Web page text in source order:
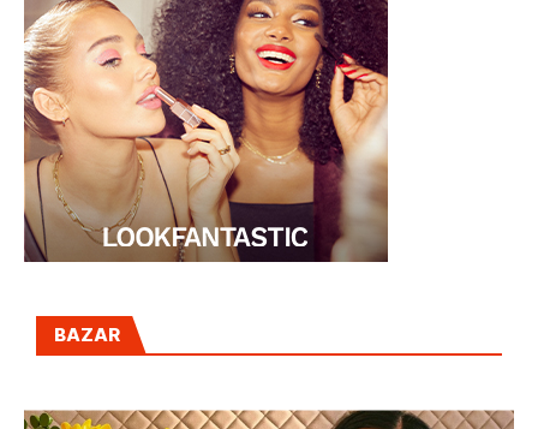
BAZAR